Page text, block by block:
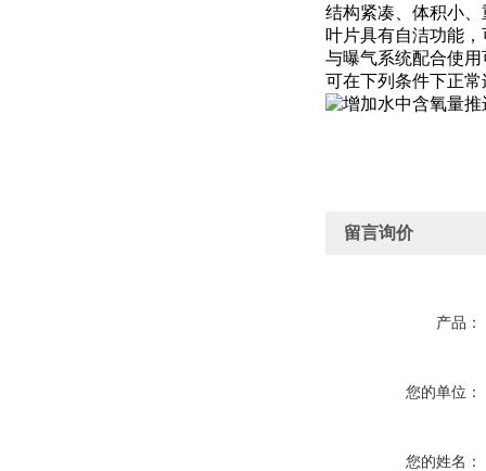
结构紧凑、体积小
叶片具有自洁功能
与曝气系统配合使
可在下列条件下正
留言询价
产品：
您的单位：
您的姓名：